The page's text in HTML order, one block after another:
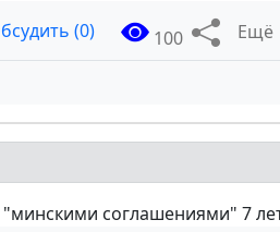
(0) 100 Ещё
соглашениями" 7